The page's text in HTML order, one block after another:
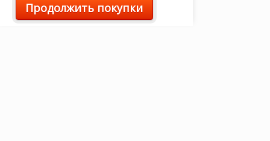
Продолжить покупки